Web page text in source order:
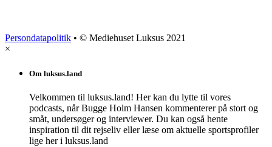
Persondatapolitik • © Mediehuset Luksus 2021
×
Om luksus.land
Velkommen til luksus.land! Her kan du lytte til vores
podcasts, når Bugge Holm Hansen kommenterer på stort og
småt, undersøger og interviewer. Du kan også hente
inspiration til dit rejseliv eller læse om aktuelle sportsprofiler
lige her i luksus.land